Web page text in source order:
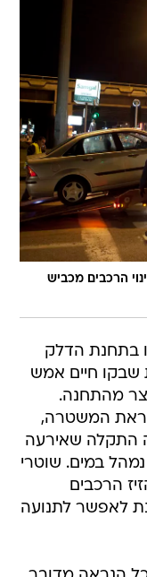
הרכבים מכביש
שתדלקו בתחנת הדלק
שבקו חיים אמש
מהתחנה.
המשטרה,
התקלה שאירעה
במים. שוטרי
הרכבים
לאפשר לתנועה